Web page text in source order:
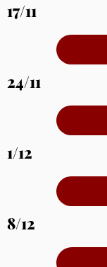
17/11
24/11
1/12
8/12